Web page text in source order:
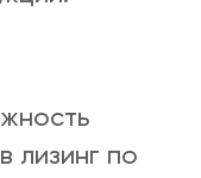
лизинг по